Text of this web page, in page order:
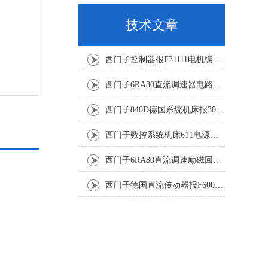
技术文章
西门子控制器报F31111电机编码器坏修复解决
西门子6RA80直流调速器电路板坏销售修理单位
西门子840D德国系统机床报300501修复解决
西门子数控系统机床611电源模块灯不显示修复解决
西门子6RA80直流调速励磁回路坏报F60005修复排除
西门子德国直流传动器报F60067高温报警修复排除方法